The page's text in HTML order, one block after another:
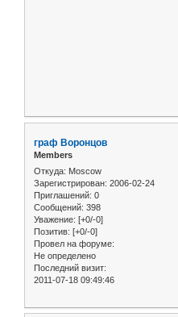
граф Воронцов
Members
Откуда: Moscow
Зарегистрирован: 2006-02-24
Приглашений: 0
Сообщений: 398
Уважение: [+0/-0]
Позитив: [+0/-0]
Провел на форуме:
Не определено
Последний визит:
2011-07-18 09:49:46